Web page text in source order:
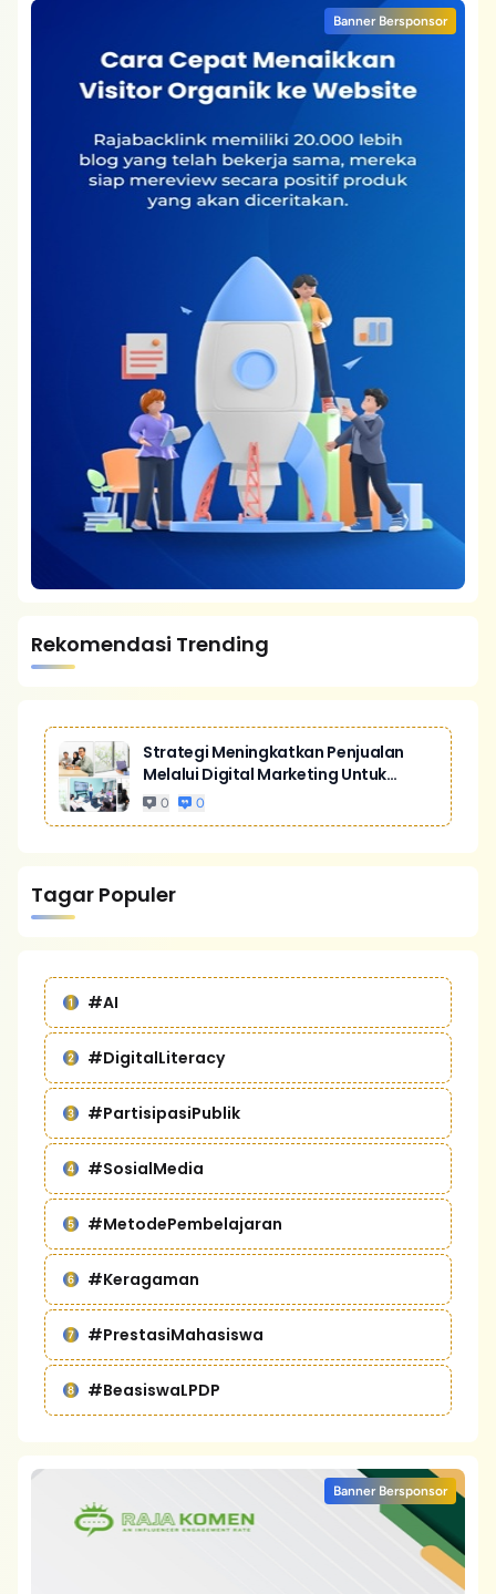
Banner Bersponsor
Rekomendasi Trending
Strategi Meningkatkan Penjualan
Melalui Digital Marketing Untuk
Bisnis Yang Lebih Kompetitif
0 0
Tagar Populer
#AI
#DigitalLiteracy
#PartisipasiPublik
#SosialMedia
#MetodePembelajaran
#Keragaman
#PrestasiMahasiswa
#BeasiswaLPDP
Banner Bersponsor